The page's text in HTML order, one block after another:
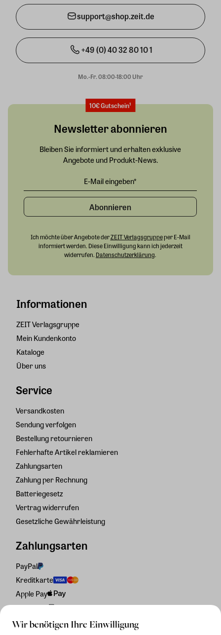
Wir benötigen Ihre Einwilligung
support@shop.zeit.de
+49 (0) 40 32 80 10 1
Mo.-Fr. 08:00-18:00 Uhr
Informationen
ZEIT Verlagsgruppe
Mein Kundenkonto
Kataloge
Über uns
Service
Versandkosten
Sendung verfolgen
Bestellung retournieren
Fehlerhafte Artikel reklamieren
Zahlungsarten
Zahlung per Rechnung
Batteriegesetz
Vertrag widerrufen
Gesetzliche Gewährleistung
Zahlungsarten
PayPal
Kreditkarte
Apple Pay
Rechnung
10€ Gutschein¹
Newsletter abonnieren
Bleiben Sie informiert und erhalten exklusive
Angebote und Produkt-News.
Abonnieren
Ich möchte über Angebote derZEIT Verlagsgruppeper E-Mail
informiert werden. Diese Einwilligung kann ich jederzeit
widerrufen. Datenschutzerklärung.